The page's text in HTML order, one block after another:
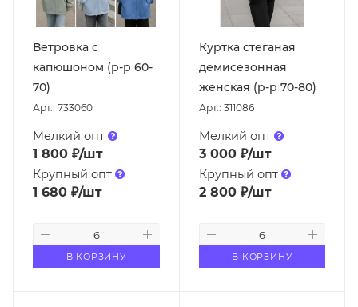
Ветровка с
капюшоном (р-р 60-
70)
Арт.: 733060
Мелкий опт
1 800 ₽/шт
Крупный опт
1 680 ₽/шт
В КОРЗИНУ
Куртка стеганая
демисезонная
женская (р-р 70-80)
Арт.: 311086
Мелкий опт
3 000₽/шт
Крупный опт
2 800₽/шт
В КОРЗИНУ